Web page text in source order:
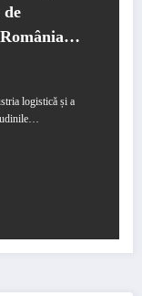
și
logistică și a